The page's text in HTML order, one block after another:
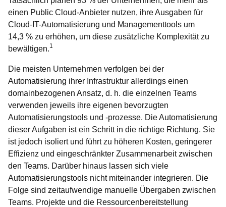
einen Public Cloud-Anbieter nutzen, ihre Ausgaben für
Cloud-IT-Automatisierung und Managementtools um
14,3 % zu erhöhen, um diese zusätzliche Komplexität zu
bewältigen.1
Die meisten Unternehmen verfolgen bei der
Automatisierung ihrer Infrastruktur allerdings einen
domainbezogenen Ansatz, d. h. die einzelnen Teams
verwenden jeweils ihre eigenen bevorzugten
Automatisierungstools und -prozesse. Die Automatisierung
dieser Aufgaben ist ein Schritt in die richtige Richtung. Sie
ist jedoch isoliert und führt zu höheren Kosten, geringerer
Effizienz und eingeschränkter Zusammenarbeit zwischen
den Teams. Darüber hinaus lassen sich viele
Automatisierungstools nicht miteinander integrieren. Die
Folge sind zeitaufwendige manuelle Übergaben zwischen
Teams. Projekte und die Ressourcenbereitstellung